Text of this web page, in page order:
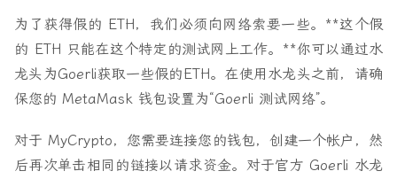
为了获得假的 ETH，我们必须向网络索要一些。**这个假
的 ETH 只能在这个特定的测试网上工作。**你可以通过水
龙头为Goerli获取一些假的ETH。在使用水龙头之前，请确
保您的 MetaMask 钱包设置为“Goerli 测试网络”。
对于 MyCrypto，您需要连接您的钱包，创建一个帐户，然
后再次单击相同的链接以请求资金。对于官方 Goerli 水龙